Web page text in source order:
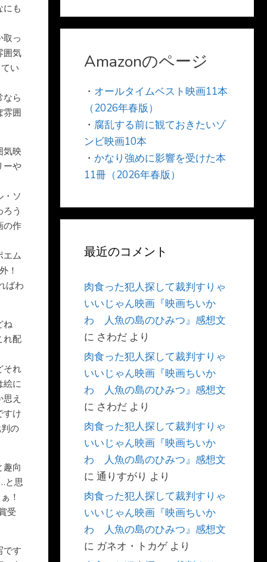
にも
取っ
囲気
い
なら
雰囲
気映
ーや
・ソ
う
の作
エム
！
ばわ
ね
れ配
それ
絵に
え
すけ
の
趣向
と思
！
受
です
Amazonのページ
・ オールタイムベスト映画11本
（2026年春版）
・ 腐乱する前に観ておきたいゾ
ンビ映画10本
・ かなり強めに影響を受けた本
11冊（2026年春版）
最近のコメント
肉食った犯人探して裁判すりゃ
いいじゃん映画『映画ちいか
わ 人魚の島のひみつ』感想文
に さわだ より
肉食った犯人探して裁判すりゃ
いいじゃん映画『映画ちいか
わ 人魚の島のひみつ』感想文
に さわだ より
肉食った犯人探して裁判すりゃ
いいじゃん映画『映画ちいか
わ 人魚の島のひみつ』感想文
に 通りすがり より
肉食った犯人探して裁判すりゃ
いいじゃん映画『映画ちいか
わ 人魚の島のひみつ』感想文
に ガネオ・トカゲより